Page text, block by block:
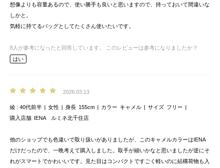
想像よりも容量あるので、使い勝手も良いと思いますので、持っておいて間違いな
しかと。
気軽に持てるバッグとしてたくさん使いたいです。
8 人が参考になったと回答しています。
このレビューは参考になりましたか？
はい
2026.03.13
綾 40代前半 女性 身長 155cm カラー キャメル サイズ フリー
購入店舗 IENA ルミネ北千住店
他のショップでも色違いで取り扱いがありましたが、このキャメルカラーはIENA
だけだったので、一晩考えて購入しました。取手が細いかなと思いましたが逆にそ
れがスマートでかわいいです。見た目はコンパクトですごく軽いのに結構荷物も入